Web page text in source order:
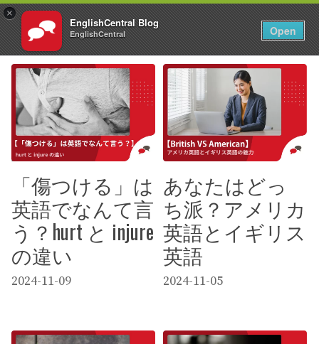
×
EnglishCentral Blog
EnglishCentral Open
ログイン JA
コ
ン
「傷つける」は
英語でなんて言
う？hurt と injure
の違い
2024-11-09
あなたはどっ
ち派？アメリカ
英語とイギリス
英語
2024-11-05